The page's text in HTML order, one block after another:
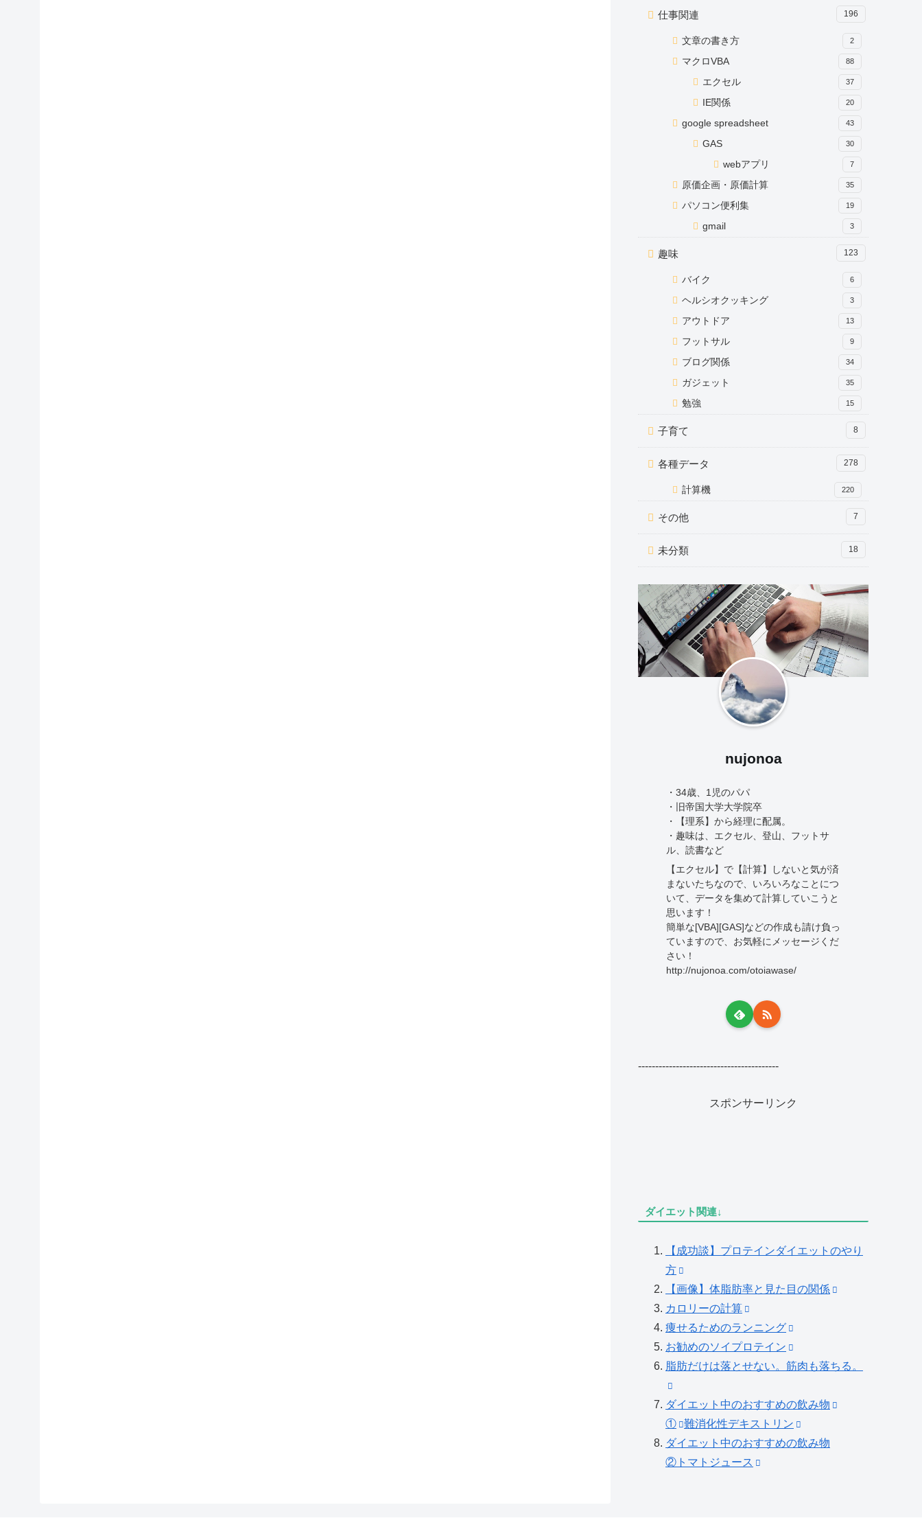
仕事関連 196
文章の書き方 2
マクロVBA 88
エクセル 37
IE関係 20
google spreadsheet 43
GAS 30
webアプリ 7
原価企画・原価計算 35
パソコン便利集 19
gmail 3
趣味 123
バイク 6
ヘルシオクッキング 3
アウトドア 13
フットサル 9
ブログ関係 34
ガジェット 35
勉強 15
子育て 8
各種データ 278
計算機 220
その他 7
未分類 18
nujonoa
・34歳、1児のパパ
・旧帝国大学大学院卒
・【理系】から経理に配属。
・趣味は、エクセル、登山、フットサ
ル、読書など
【エクセル】で【計算】しないと気が済
まないたちなので、いろいろなことにつ
いて、データを集めて計算していこうと
思います！
簡単な[VBA][GAS]などの作成も請け負っ
ていますので、お気軽にメッセージくだ
さい！
http://nujonoa.com/otoiawase/
-----------------------------------------
スポンサーリンク
ダイエット関連↓
【成功談】プロテインダイエットのやり
方
【画像】体脂肪率と見た目の関係
カロリーの計算
痩せるためのランニング
お勧めのソイプロテイン
脂肪だけは落とせない。筋肉も落ちる。
ダイエット中のおすすめの飲み物
①
難消化性デキストリン
ダイエット中のおすすめの飲み物
②トマトジュース